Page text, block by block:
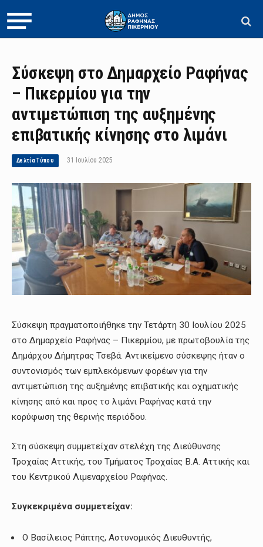
Σύσκεψη στο Δημαρχείο Ραφήνας
– Πικερμίου για την
αντιμετώπιση της αυξημένης
επιβατικής κίνησης στο λιμάνι
Δελτία Τύπου 31 Ιουλίου 2025
Σύσκεψη πραγματοποιήθηκε την Τετάρτη 30 Ιουλίου 2025
στο Δημαρχείο Ραφήνας – Πικερμίου, με πρωτοβουλία της
Δημάρχου Δήμητρας Τσεβά. Αντικείμενο σύσκεψης ήταν ο
συντονισμός των εμπλεκόμενων φορέων για την
αντιμετώπιση της αυξημένης επιβατικής και οχηματικής
κίνησης από και προς το λιμάνι Ραφήνας κατά την
κορύφωση της θερινής περιόδου.
Στη σύσκεψη συμμετείχαν στελέχη της Διεύθυνσης
Τροχαίας Αττικής, του Τμήματος Τροχαίας Β.Α. Αττικής και
του Κεντρικού Λιμεναρχείου Ραφήνας.
Συγκεκριμένα συμμετείχαν:
Ο Βασίλειος Ράπτης, Αστυνομικός Διευθυντής,